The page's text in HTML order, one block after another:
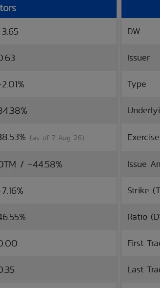
(as of 7 Aug 26)
/ -44.58%
DW
Issuer
Type
Issue
Strike
Ratio
First
Last